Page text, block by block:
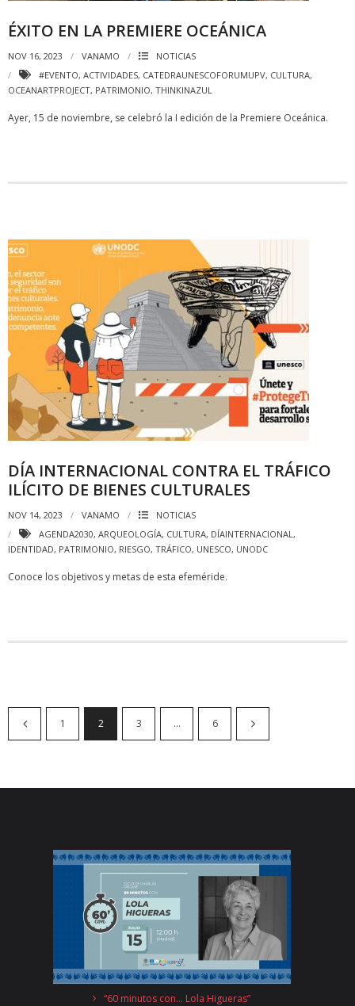
ÉXITO EN LA PREMIERE OCEÁNICA
NOV 16, 2023 VANAMO
NOTICIAS
#EVENTO, ACTIVIDADES, CATEDRAUNESCOFORUMUPV, CULTURA,
OCEANARTPROJECT, PATRIMONIO, THINKINAZUL
Ayer, 15 de noviembre, se celebró la I edición de la Premiere Oceánica.
DÍA INTERNACIONAL CONTRA EL TRÁFICO
ILÍCITO DE BIENES CULTURALES
NOV 14, 2023 VANAMO
NOTICIAS
AGENDA2030, ARQUEOLOGÍA, CULTURA, DÍAINTERNACIONAL,
IDENTIDAD, PATRIMONIO, RIESGO, TRÁFICO, UNESCO, UNODC
Conoce los objetivos y metas de esta efeméride.
1 2 3 … 6
“60 minutos con… Lola Higueras”